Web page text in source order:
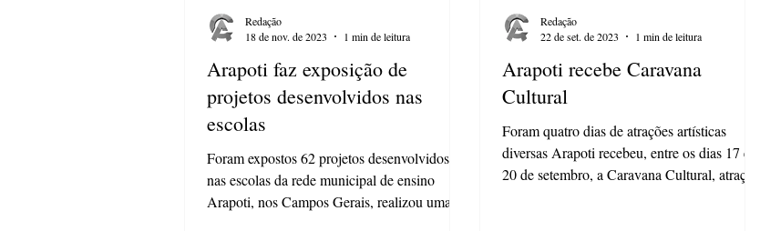
Arapoti faz exposição de
projetos desenvolvidos nas
escolas
Foram expostos 62 projetos desenvolvidos
nas escolas da rede municipal de ensino
Arapoti, nos Campos Gerais, realizou uma
Redação
18 de nov. de 2023
1 min de leitura
Arapoti recebe Caravana
Cultural
Foram quatro dias de atrações artísticas
diversas Arapoti recebeu, entre os dias 17 e
20 de setembro, a Caravana Cultural, atração
Redação
22 de set. de 2023
1 min de leitura